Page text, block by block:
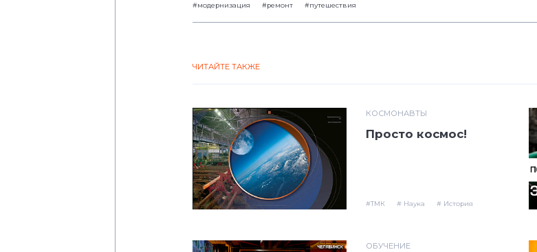
#модернизация
#ремонт #путешествия
ЧИТАЙТЕ ТАКЖЕ
КОСМОНАВТЫ
Просто космос!
#ТМК # Наука # История
ОБУЧЕНИЕ